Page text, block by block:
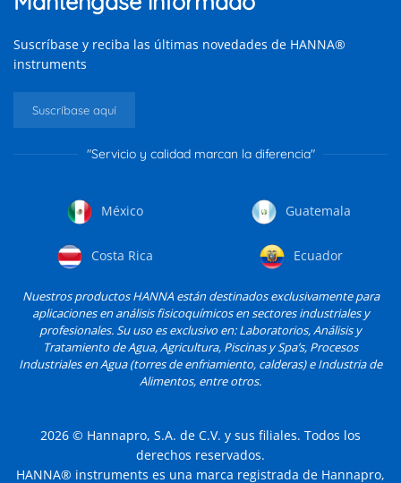
Suscríbase y reciba las últimas novedades de HANNA®
instruments
Suscríbase aquí
"Servicio y calidad marcan la diferencia"
México Guatemala
Costa Rica Ecuador
Nuestros productos HANNA están destinados exclusivamente para
aplicaciones en análisis fisicoquímicos en sectores industriales y
profesionales. Su uso es exclusivo en: Laboratorios, Análisis y
Tratamiento de Agua, Agricultura, Piscinas y Spa’s, Procesos
Industriales en Agua (torres de enfriamiento, calderas) e Industria de
Alimentos, entre otros.
2026 © Hannapro, S.A. de C.V. y sus filiales. Todos los
derechos reservados.
HANNA® instruments es una marca registrada de Hannapro,